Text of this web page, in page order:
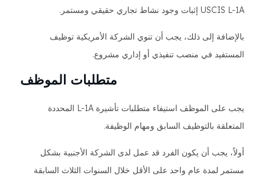
USCIS L-1A إثبات وجود نشاط تجاري حقيقي ومستمر.
بالإضافة إلى ذلك، يجب أن تنوي الشركة الأمريكية توظيف
المستفيد في منصب تنفيذي أو إداري مشروع.
متطلبات الموظف
يجب على الموظف استيفاء متطلبات تأشيرة L-1A المحددة
المتعلقة بالتوظيف السابق ومهام الوظيفة.
أولاً، يجب أن يكون الفرد قد عمل لدى الشركة الأجنبية بشكل
مستمر لمدة عام واحد على الأقل خلال السنوات الثلاث السابقة